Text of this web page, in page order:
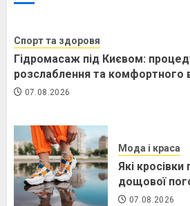
означає для
07.08.2026
Спорт та здоровя
Гідромасаж під Києвом:
розслаблення та комфортного
07.08.2026
Мода і краса
Які
дощової
07.08.2026